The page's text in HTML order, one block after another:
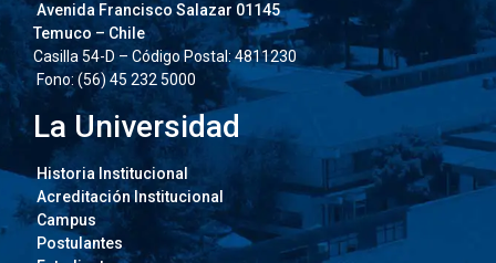
Avenida Francisco Salazar 01145
Temuco – Chile
Casilla 54-D – Código Postal: 4811230
Fono: (56) 45 232 5000
La Universidad
Historia Institucional
Acreditación Institucional
Campus
Postulantes